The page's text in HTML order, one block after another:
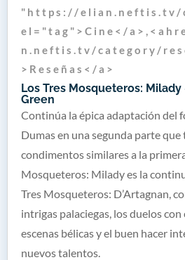
Los Tres Mosqueteros:
Green
" h t t p s : / / e l i a n . n e f t i s . t v
e l = " t a g " > C i n e < / a > , < a h r
n . n e f t i s . t v / c a t e g o r y / r e
> R e s e ñ a s < / a >
Continúa la épica adaptación del
Dumas en una segunda parte
condimentos similares a la
Mosqueteros: Milady es la
Tres Mosqueteros: D’Artagnan,
intrigas palaciegas, los duelos con
escenas bélicas y el buen hacer
nuevos talentos.